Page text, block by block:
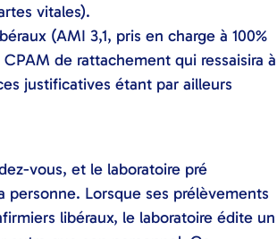
vitales).
(AMI 3,1, pris en charge à 100%
de rattachement qui ressaisira à
justificatives étant par ailleurs
vous, et le laboratoire pré
Lorsque ses prélèvements
libéraux, le laboratoire édite un